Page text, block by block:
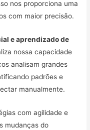
nos proporciona uma
com maior precisão.
e aprendizado de
nossa capacidade
analisam grandes
padrões e
manualmente.
com agilidade e
mudanças do